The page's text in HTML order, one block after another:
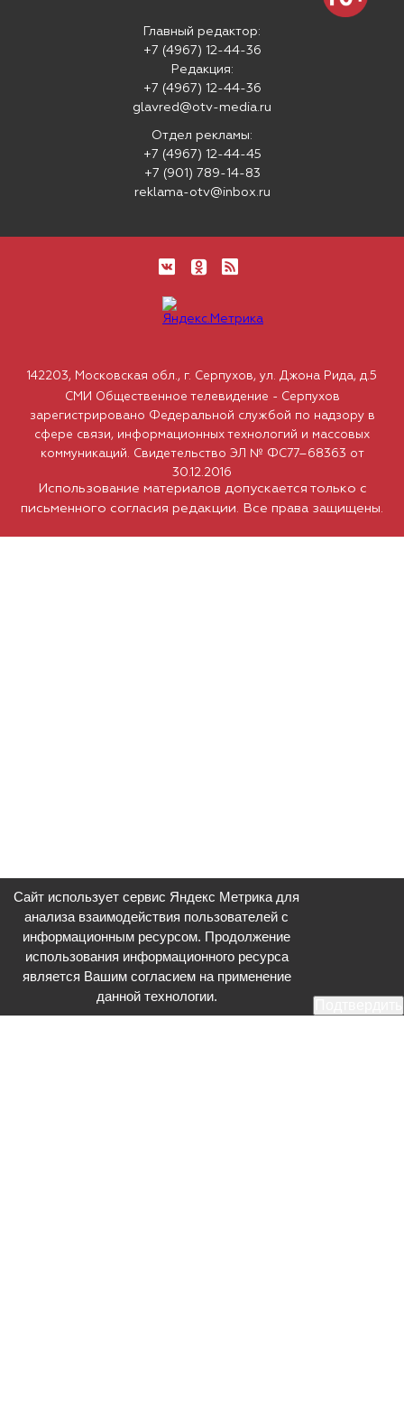
Главный редактор:
+7 (4967) 12-44-36
Редакция:
+7 (4967) 12-44-36
glavred@otv-media.ru
Отдел рекламы:
+7 (4967) 12-44-45
+7 (901) 789-14-83
reklama-otv@inbox.ru
Использование материалов допускается только с
письменного согласия редакции. Все права защищены.
142203, Московская обл., г. Серпухов, ул. Джона Рида, д.5
СМИ Общественное телевидение - Серпухов
зарегистрировано Федеральной службой по надзору в
сфере связи, информационных технологий и массовых
коммуникаций. Свидетельство ЭЛ № ФС77–68363 от
30.12.2016
Сайт использует сервис Яндекс Метрика для
анализа взаимодействия пользователей с
информационным ресурсом. Продолжение
использования информационного ресурса
является Вашим согласием на применение
данной технологии.